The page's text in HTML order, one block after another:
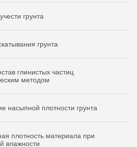
грунта
грунта
глинистых частиц
методом
насыпной плотности грунта
плотность материала при
влажности